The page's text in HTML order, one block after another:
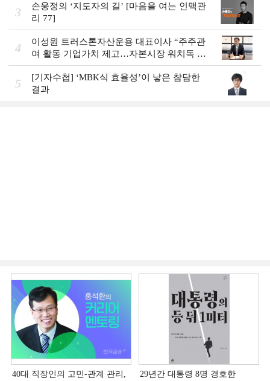
3
손웅정의 ‘지도자의 길’ [마음을 여는 인맥관
리 77]
4
이성원 트러스톤자산운용 대표이사 “주주관
여 활동 기업가치 제고…자본시장 워치독 역
할”
5
[기자수첩] ‘MBK식 효율성’이 낳은 참담한
결과
40대 직장인의 고민-관계 관리,
29년간 대통령 8명 경호한